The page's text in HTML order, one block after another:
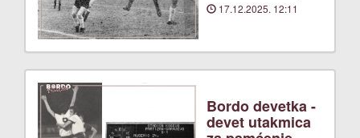
17.12.2025. 12:11
Bordo devetka -
devet utakmica